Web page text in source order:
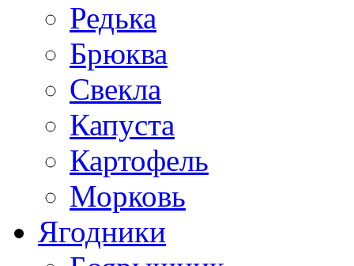
Редька
Брюква
Свекла
Капуста
Картофель
Морковь
Ягодники